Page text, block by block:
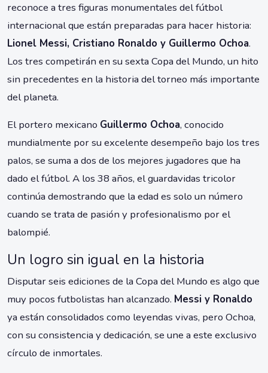
reconoce a tres figuras monumentales del fútbol
internacional que están preparadas para hacer historia:
Lionel Messi, Cristiano Ronaldo y Guillermo Ochoa.
Los tres competirán en su sexta Copa del Mundo, un hito
sin precedentes en la historia del torneo más importante
del planeta.
El portero mexicano Guillermo Ochoa, conocido
mundialmente por su excelente desempeño bajo los tres
palos, se suma a dos de los mejores jugadores que ha
dado el fútbol. A los 38 años, el guardavidas tricolor
continúa demostrando que la edad es solo un número
cuando se trata de pasión y profesionalismo por el
balompié.
Un logro sin igual en la historia
Disputar seis ediciones de la Copa del Mundo es algo que
muy pocos futbolistas han alcanzado. Messi y Ronaldo
ya están consolidados como leyendas vivas, pero Ochoa,
con su consistencia y dedicación, se une a este exclusivo
círculo de inmortales.